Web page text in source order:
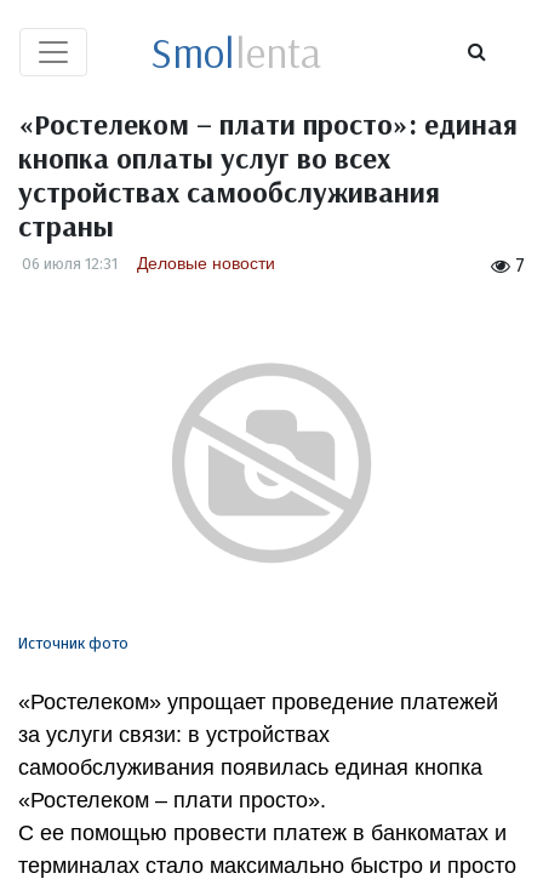
Smollenta
«Ростелеком – плати просто»: единая
кнопка оплаты услуг во всех
устройствах самообслуживания
страны
7
06 июля 12:31 Деловые новости
Источник фото
«Ростелеком» упрощает проведение платежей
за услуги связи: в устройствах
самообслуживания появилась единая кнопка
«Ростелеком – плати просто».
С ее помощью провести платеж в банкоматах и
терминалах стало максимально быстро и просто